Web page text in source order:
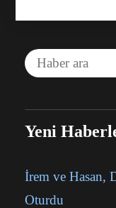
Yeni
İrem ve Hasan,
Oturdu